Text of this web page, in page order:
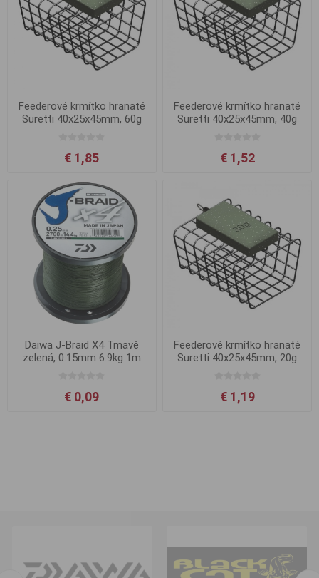
Feederové krmítko hranaté
Suretti 40x25x45mm, 60g
€ 1,85
Feederové krmítko hranaté
Suretti 40x25x45mm, 40g
€ 1,52
Daiwa J-Braid X4 Tmavě
zelená, 0.15mm 6.9kg 1m
€ 0,09
Feederové krmítko hranaté
Suretti 40x25x45mm, 20g
€ 1,19